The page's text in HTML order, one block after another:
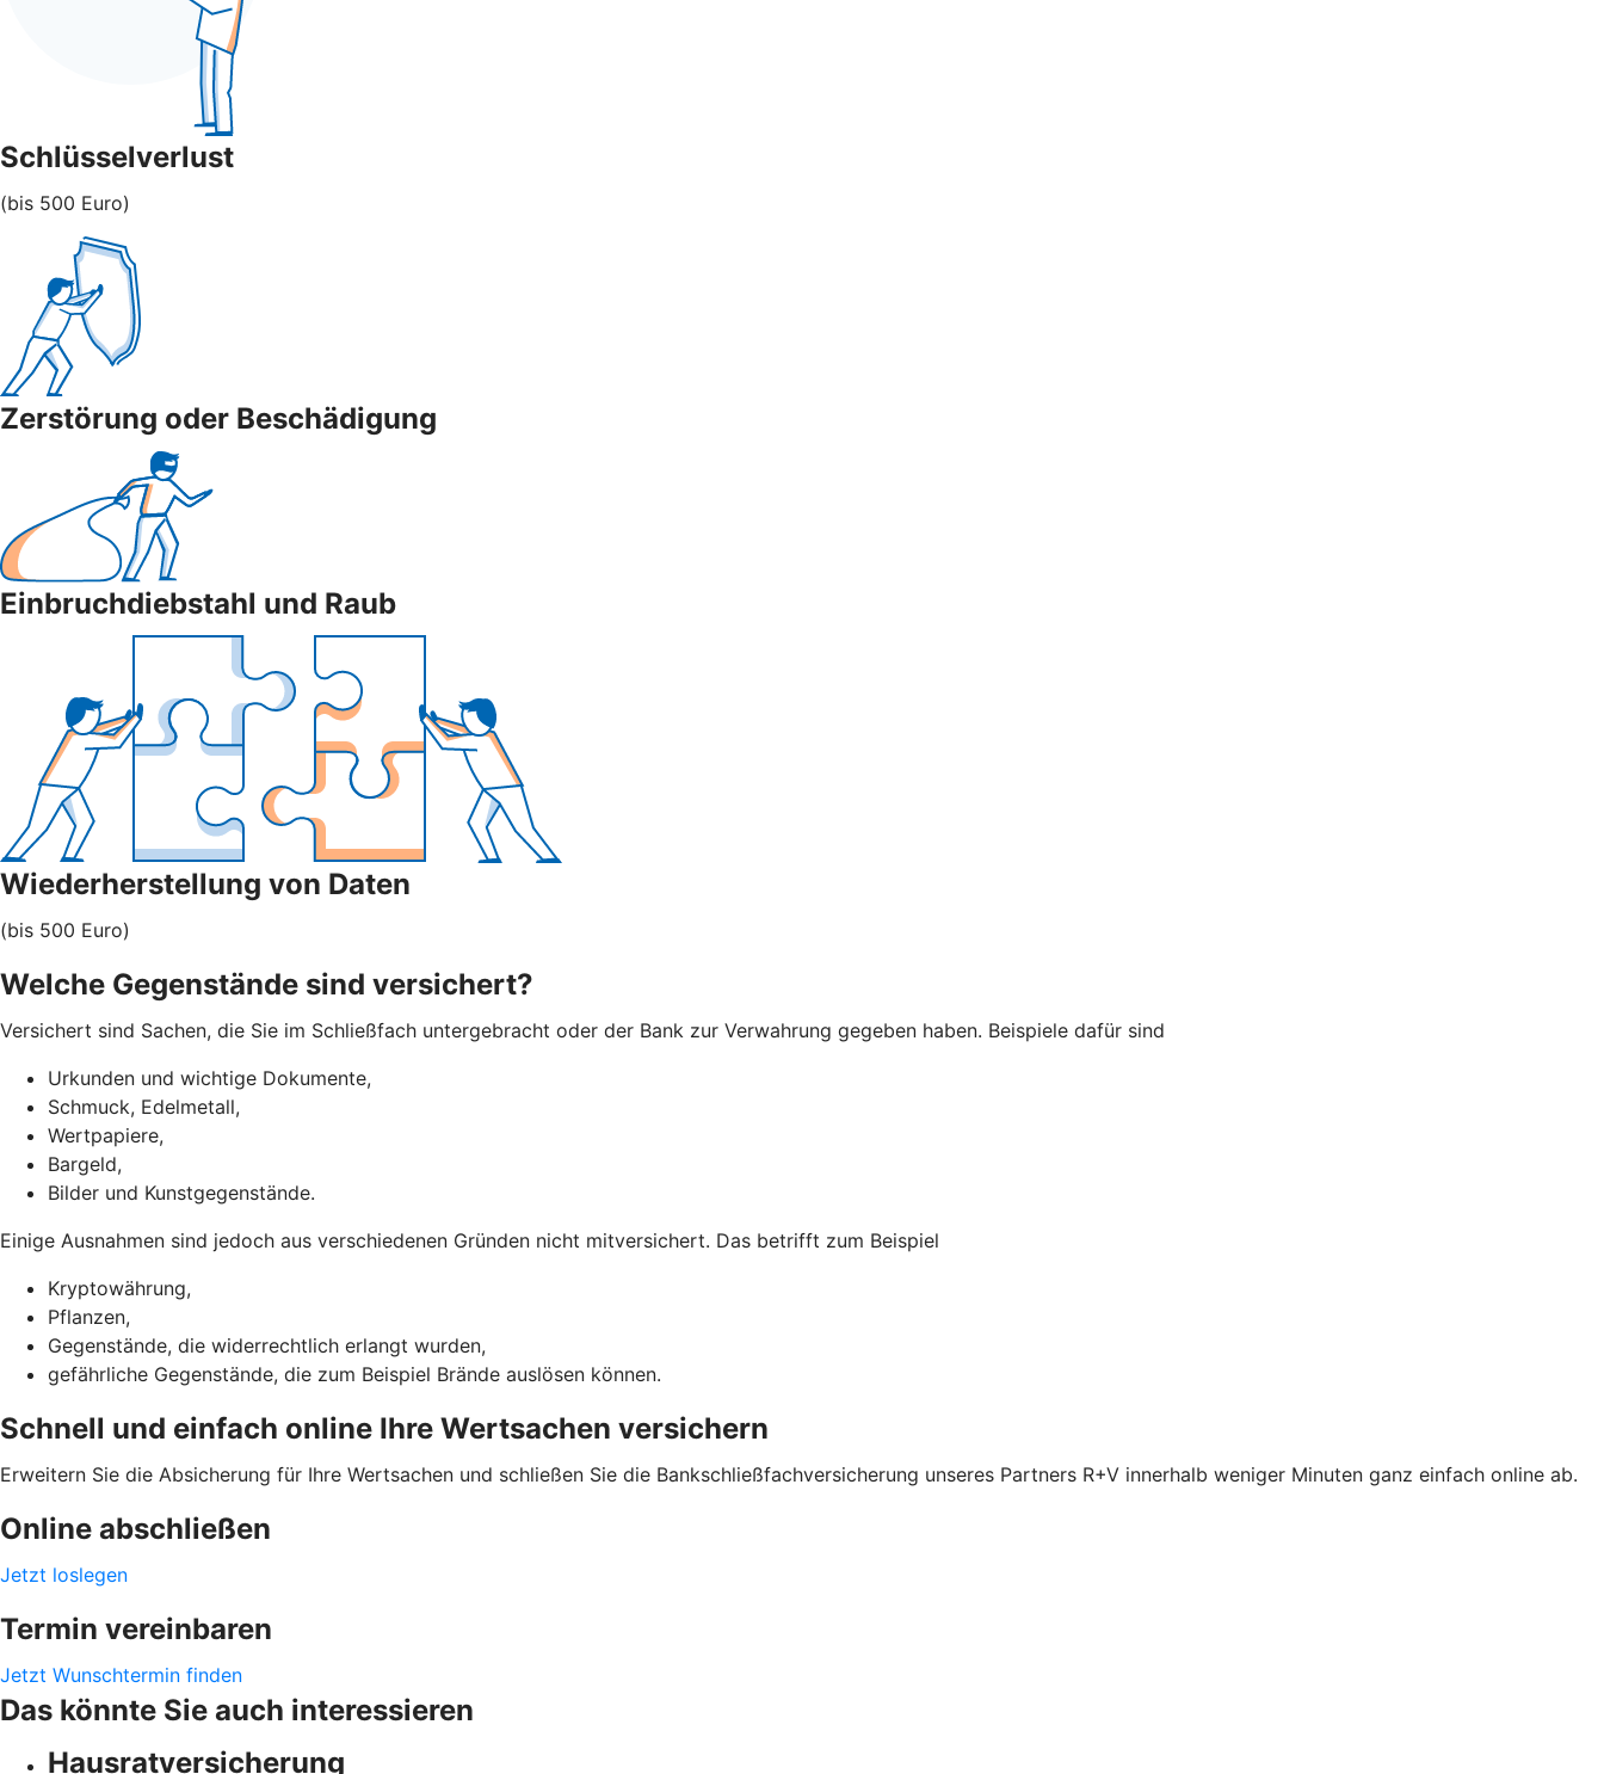
Schlüsselverlust
(bis 500 Euro)
Zerstörung oder Beschädigung
Einbruchdiebstahl und Raub
Wiederherstellung von Daten
(bis 500 Euro)
Welche Gegenstände sind versichert?
Versichert sind Sachen, die Sie im Schließfach untergebracht oder der Bank zur Verwahrung gegeben haben. Beispiele dafür sind
Urkunden und wichtige Dokumente,
Schmuck, Edelmetall,
Wertpapiere,
Bargeld,
Bilder und Kunstgegenstände.
Einige Ausnahmen sind jedoch aus verschiedenen Gründen nicht mitversichert. Das betrifft zum Beispiel
Kryptowährung,
Pflanzen,
Gegenstände, die widerrechtlich erlangt wurden,
gefährliche Gegenstände, die zum Beispiel Brände auslösen können.
Schnell und einfach online Ihre Wertsachen versichern
Erweitern Sie die Absicherung für Ihre Wertsachen und schließen Sie die Bankschließfachversicherung unseres Partners R+V innerhalb weniger Minuten ganz einfach online ab.
Online abschließen
Jetzt loslegen
Termin vereinbaren
Jetzt Wunschtermin finden
Das könnte Sie auch interessieren
Hausratversicherung